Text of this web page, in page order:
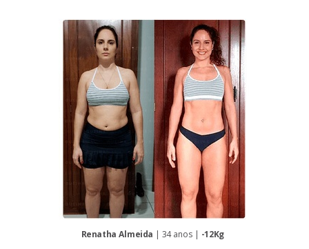
Renatha Almeida | 34 anos | -12Kg